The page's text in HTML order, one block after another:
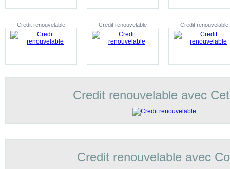
Credit renouvelable Credit renouvelable Credit renouvelable
Credit renouvelable avec
Credit renouvelable avec